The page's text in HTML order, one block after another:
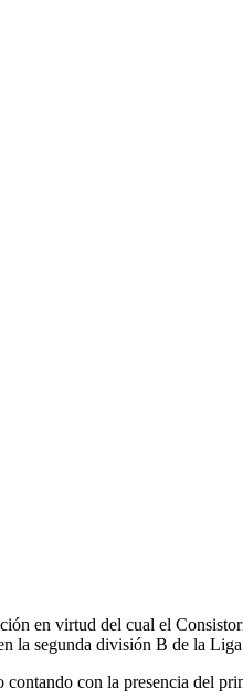
en virtud del cual el
la segunda división B de la
con la presencia del